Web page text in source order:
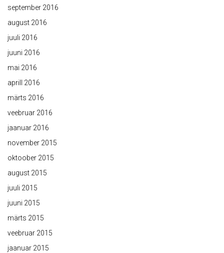
september 2016
august 2016
juuli 2016
juuni 2016
mai 2016
aprill 2016
märts 2016
veebruar 2016
jaanuar 2016
november 2015
oktoober 2015
august 2015
juuli 2015
juuni 2015
märts 2015
veebruar 2015
jaanuar 2015